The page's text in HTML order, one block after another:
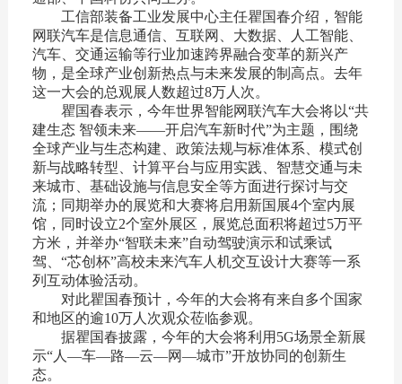
工信部装备工业发展中心主任瞿国春介绍，智能
网联汽车是信息通信、互联网、大数据、人工智能、
汽车、交通运输等行业加速跨界融合变革的新兴产
物，是全球产业创新热点与未来发展的制高点。去年
这一大会的总观展人数超过8万人次。
瞿国春表示，今年世界智能网联汽车大会将以“共
建生态 智领未来——开启汽车新时代”为主题，围绕
全球产业与生态构建、政策法规与标准体系、模式创
新与战略转型、计算平台与应用实践、智慧交通与未
来城市、基础设施与信息安全等方面进行探讨与交
流；同期举办的展览和大赛将启用新国展4个室内展
馆，同时设立2个室外展区，展览总面积将超过5万平
方米，并举办“智联未来”自动驾驶演示和试乘试
驾、“芯创杯”高校未来汽车人机交互设计大赛等一系
列互动体验活动。
对此瞿国春预计，今年的大会将有来自多个国家
和地区的逾10万人次观众莅临参观。
据瞿国春披露，今年的大会将利用5G场景全新展
示“人—车—路—云—网—城市”开放协同的创新生
态。